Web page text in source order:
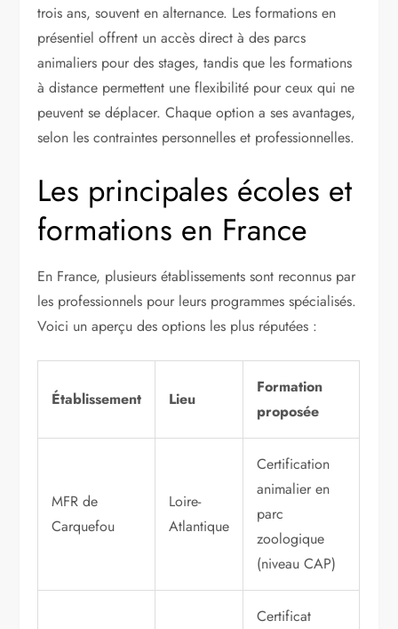
trois ans, souvent en alternance. Les formations en
présentiel offrent un accès direct à des parcs
animaliers pour des stages, tandis que les formations
à distance permettent une flexibilité pour ceux qui ne
peuvent se déplacer. Chaque option a ses avantages,
selon les contraintes personnelles et professionnelles.
Les principales écoles et
formations en France
En France, plusieurs établissements sont reconnus par
les professionnels pour leurs programmes spécialisés.
Voici un aperçu des options les plus réputées :
Établissement Lieu
Formation
proposée
MFR de
Carquefou
Loire-
Atlantique
Certification
animalier en
parc
zoologique
(niveau CAP)
Certificat